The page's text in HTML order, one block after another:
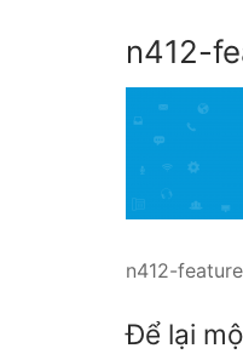
n412-
n412-
Để lại